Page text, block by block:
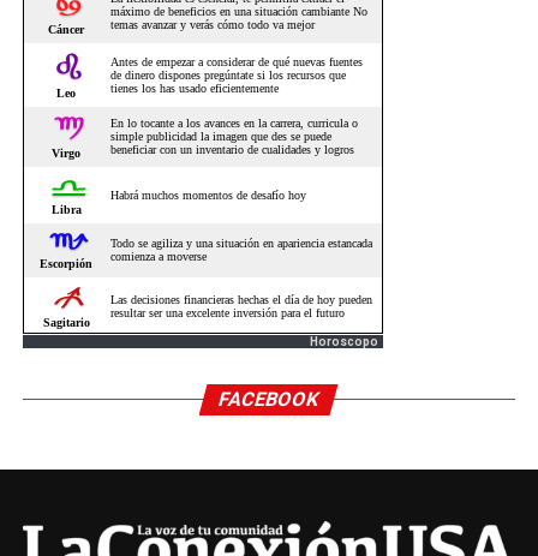
Horoscopo
FACEBOOK